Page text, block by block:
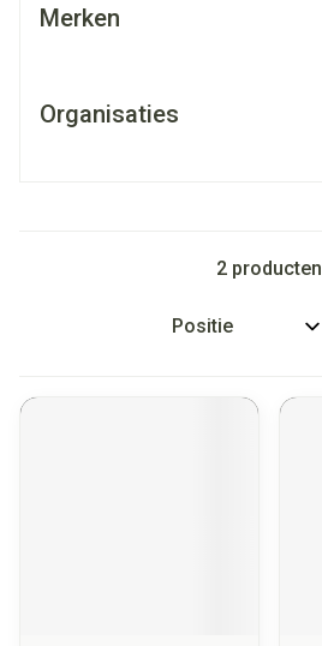
Merken
Organisaties
2 producten
Sorteer op: